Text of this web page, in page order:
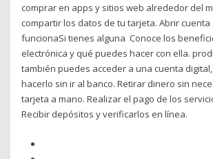
comprar en apps y sitios web alrededor del
compartir los datos de tu tarjeta. Abrir cuenta
funcionaSi tienes alguna Conoce los
electrónica y qué puedes hacer con ella.
también puedes acceder a una cuenta
hacerlo sin ir al banco. Retirar dinero sin
tarjeta a mano. Realizar el pago de los
Recibir depósitos y verificarlos en línea.